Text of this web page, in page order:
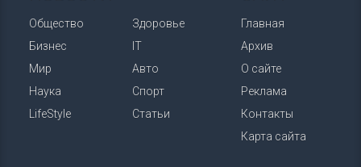
Общество
Бизнес
Мир
Наука
LifeStyle
Здоровье
IT
Авто
Спорт
Статьи
Главная
Архив
О сайте
Реклама
Контакты
Карта сайта